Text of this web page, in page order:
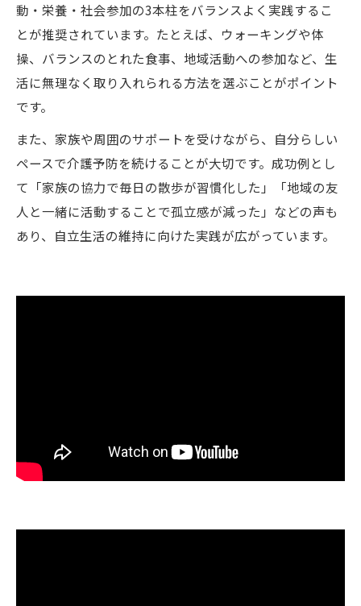
動・栄養・社会参加の3本柱をバランスよく実践するこ
とが推奨されています。たとえば、ウォーキングや体
操、バランスのとれた食事、地域活動への参加など、生
活に無理なく取り入れられる方法を選ぶことがポイント
です。
また、家族や周囲のサポートを受けながら、自分らしい
ペースで介護予防を続けることが大切です。成功例とし
て「家族の協力で毎日の散歩が習慣化した」「地域の友
人と一緒に活動することで孤立感が減った」などの声も
あり、自立生活の維持に向けた実践が広がっています。